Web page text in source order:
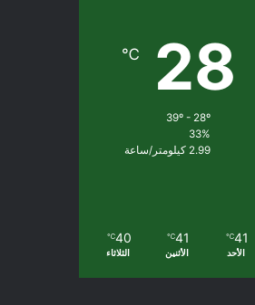
28
℃
39º - 28º
33%
2.99 كيلومتر/ساعة
41
℃
الأحد
41
℃
الأثنين
40
℃
الثلاثاء